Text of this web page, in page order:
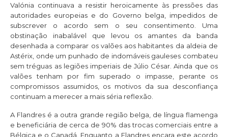
Valónia continuava a resistir heroicamente às pressões das
autoridades europeias e do Governo belga, impedidos de
subscrever o acordo sem o seu consentimento. Uma
obstinação inabalável que levou os amantes da banda
desenhada a comparar os valões aos habitantes da aldeia de
Astérix, onde um punhado de indomáveis gauleses combateu
sem tréguas as legiões imperiais de Júlio César. Ainda que os
valões tenham por fim superado o impasse, perante os
compromissos assumidos, os motivos da sua desconfiança
continuam a merecer a mais séria reflexão.
A Flandres é a outra grande região belga, de língua flamenga
e beneficiária de cerca de 90% das trocas comerciais entre a
Bélgica e o Canadá. Enquanto a Flandres encara este acordo